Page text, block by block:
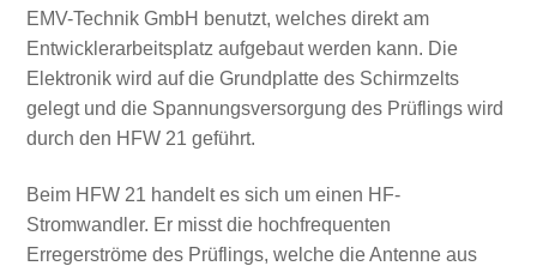
EMV-Technik GmbH benutzt, welches direkt am
Entwicklerarbeitsplatz aufgebaut werden kann. Die
Elektronik wird auf die Grundplatte des Schirmzelts
gelegt und die Spannungsversorgung des Prüflings wird
durch den HFW 21 geführt.
Beim HFW 21 handelt es sich um einen HF-
Stromwandler. Er misst die hochfrequenten
Erregerströme des Prüflings, welche die Antenne aus